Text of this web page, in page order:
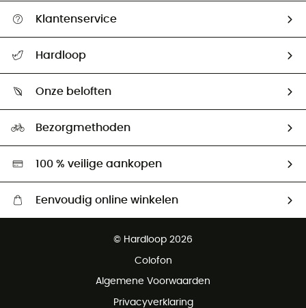
Klantenservice
Mijn zending volgen
Retourzendingen & Terugbetalingen
Hardloop
Ambassadeurs
Onze beloften
Hardgreen
Bezorgmethoden
100 % veilige aankopen
Eenvoudig online winkelen
Gratis retourneren binnen 100 dagen
© Hardloop 2026
Colofon
Algemene Voorwaarden
Privacyverklaring